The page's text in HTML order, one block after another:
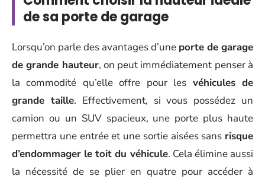
de sa porte de garage
Lorsqu’on parle des avantages d’une porte de garage
de grande hauteur, on peut immédiatement penser à
la commodité qu’elle offre pour les véhicules de
grande taille. Effectivement, si vous possédez un
camion ou un SUV spacieux, une porte plus haute
permettra une entrée et une sortie aisées sans risque
d’endommager le toit du véhicule. Cela élimine aussi
la nécessité de se plier en quatre pour accéder à